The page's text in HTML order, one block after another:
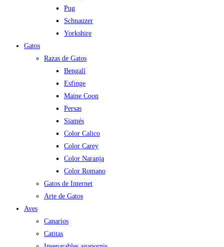
Pug
Schnauzer
Yorkshire
Gatos
Razas de Gatos
Bengalí
Esfinge
Maine Coon
Persas
Siamés
Color Calico
Color Carey
Color Naranja
Color Romano
Gatos de Internet
Arte de Gatos
Aves
Canarios
Catitas